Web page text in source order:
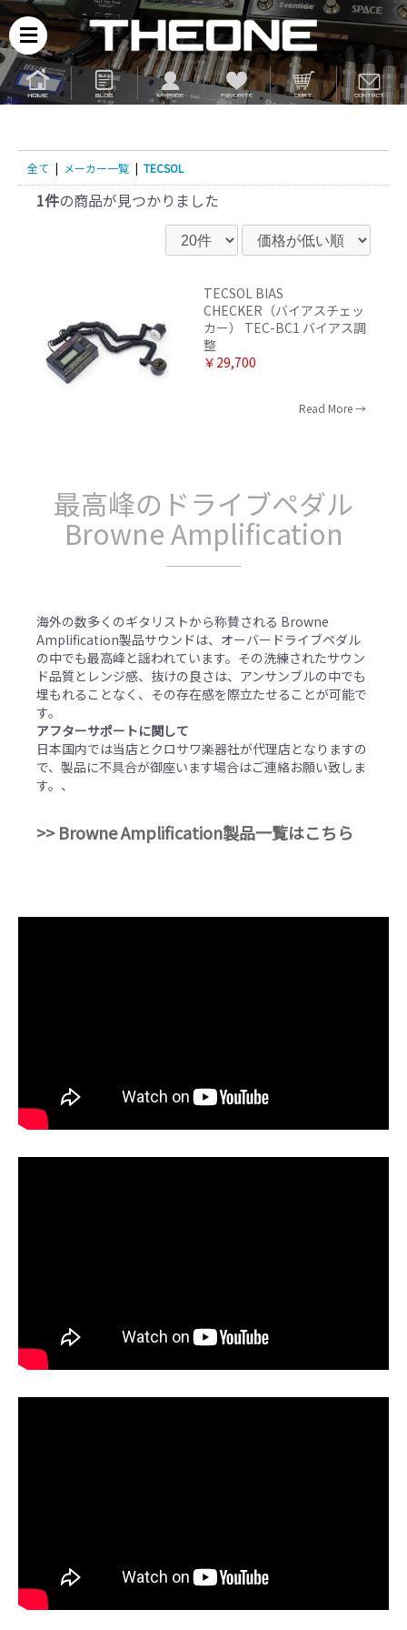
全て | メーカー一覧 | TECSOL
1件の商品が見つかりました
TECSOL BIAS
CHECKER（バイアスチェッ
カー） TEC-BC1 バイアス調
整
￥29,700
Read More
最高峰のドライブペダル
Browne Amplification
海外の数多くのギタリストから称賛される Browne
Amplification製品サウンドは、オーバードライブペダル
の中でも最高峰と謡われています。その洗練されたサウン
ド品質とレンジ感、抜けの良さは、アンサンブルの中でも
埋もれることなく、その存在感を際立たせることが可能で
す。
アフターサポートに関して
日本国内では当店とクロサワ楽器社が代理店となりますの
で、製品に不具合が御座います場合はご連絡お願い致しま
す。、
>> Browne Amplification製品一覧はこちら